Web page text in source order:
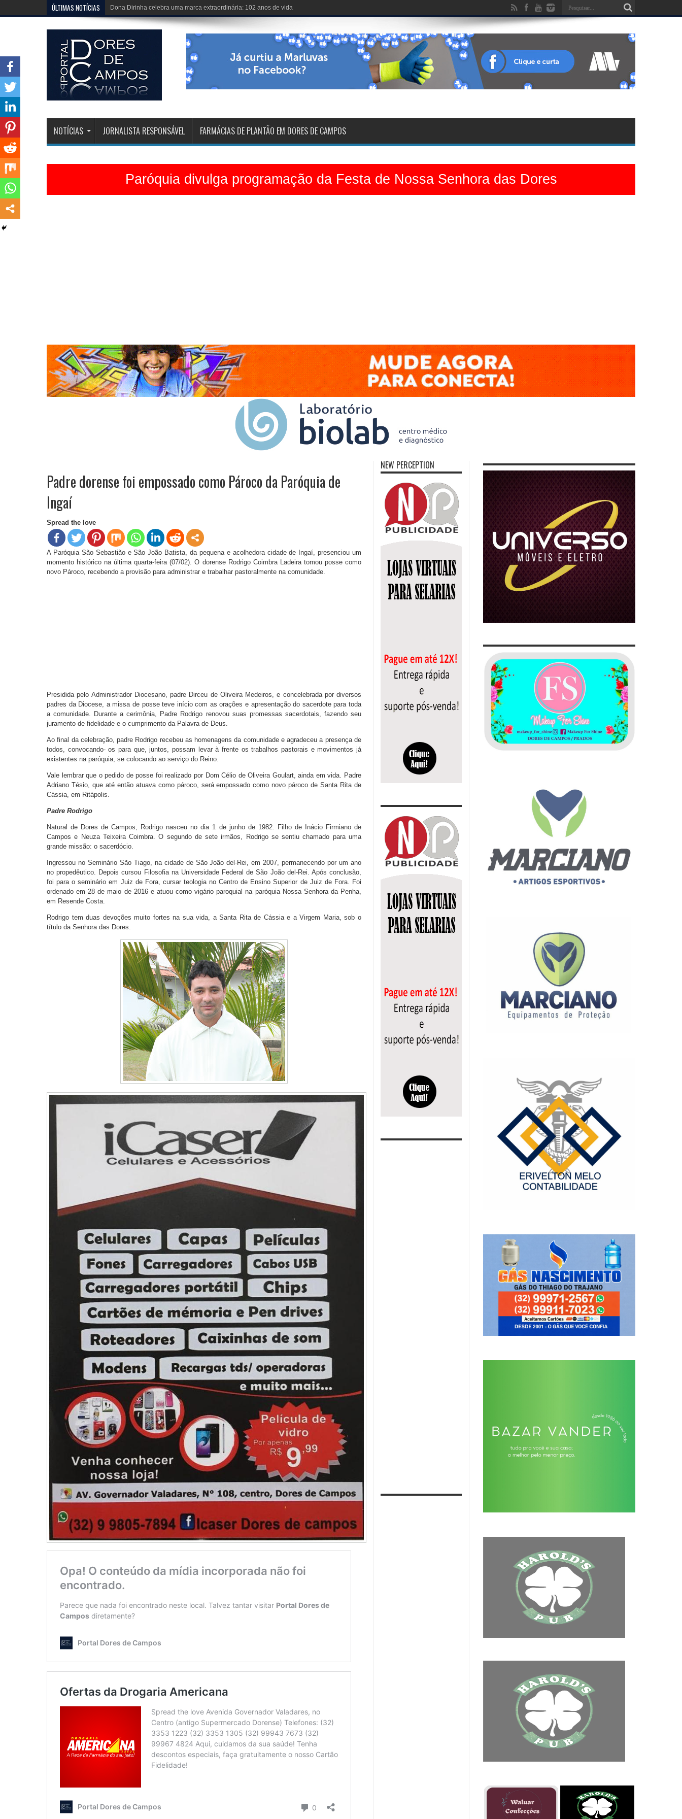
ÚLTIMAS NOTÍCIAS Igreja Matriz está belíssima e celebrações voltarão na sexta-feira
NOTÍCIAS JORNALISTA RESPONSÁVEL FARMÁCIAS DE PLANTÃO EM DORES DE CAMPOS
Paróquia divulga programação da Festa de Nossa Senhora das Dores
Padre dorense foi empossado como Pároco da Paróquia de
Ingaí
Spread the love
A Paróquia São Sebastião e São João Batista, da pequena e acolhedora cidade de Ingaí, presenciou um
momento histórico na última quarta-feira (07/02). O dorense Rodrigo Coimbra Ladeira tomou posse como
novo Pároco, recebendo a provisão para administrar e trabalhar pastoralmente na comunidade.
Presidida pelo Administrador Diocesano, padre Dirceu de Oliveira Medeiros, e concelebrada por diversos
padres da Diocese, a missa de posse teve início com as orações e apresentação do sacerdote para toda
a comunidade. Durante a cerimônia, Padre Rodrigo renovou suas promessas sacerdotais, fazendo seu
juramento de fidelidade e o cumprimento da Palavra de Deus.
Ao final da celebração, padre Rodrigo recebeu as homenagens da comunidade e agradeceu a presença de
todos, convocando- os para que, juntos, possam levar à frente os trabalhos pastorais e movimentos já
existentes na paróquia, se colocando ao serviço do Reino.
Vale lembrar que o pedido de posse foi realizado por Dom Célio de Oliveira Goulart, ainda em vida. Padre
Adriano Tésio, que até então atuava como pároco, será empossado como novo pároco de Santa Rita de
Cássia, em Ritápolis.
Padre Rodrigo
Natural de Dores de Campos, Rodrigo nasceu no dia 1 de junho de 1982. Filho de Inácio Firmiano de
Campos e Neuza Teixeira Coimbra. O segundo de sete irmãos, Rodrigo se sentiu chamado para uma
grande missão: o sacerdócio.
Ingressou no Seminário São Tiago, na cidade de São João del-Rei, em 2007, permanecendo por um ano
no propedêutico. Depois cursou Filosofia na Universidade Federal de São João del-Rei. Após conclusão,
foi para o seminário em Juiz de Fora, cursar teologia no Centro de Ensino Superior de Juiz de Fora. Foi
ordenado em 28 de maio de 2016 e atuou como vigário paroquial na paróquia Nossa Senhora da Penha,
em Resende Costa.
Rodrigo tem duas devoções muito fortes na sua vida, a Santa Rita de Cássia e a Virgem Maria, sob o
título da Senhora das Dores.
NEW PERCEPTION